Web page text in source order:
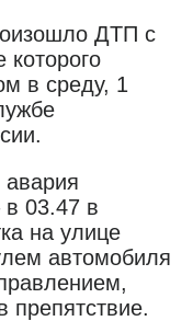
ДТП с
которого
в среду, 1
03.47 в
на улице
автомобиля
препятствие.